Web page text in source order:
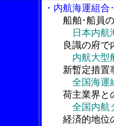
・内航海運組
船舶･船員
日本内
良識の府で
内航大
新暫定措置事
全国海運
荷主業界と
全国内航
経済的地位